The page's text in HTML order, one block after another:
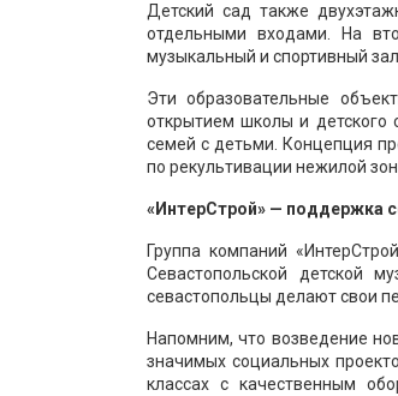
Детский сад также
отдельными входами. На
музыкальный и спортивный
Эти образовательные
открытием школы и
семей с детьми. Концепция
по рекультивации нежилой
«ИнтерСтрой» — поддержка
Группа компаний
Севастопольской детской
севастопольцы делают свои
Напомним, что возведение
значимых социальных
классах с качественным